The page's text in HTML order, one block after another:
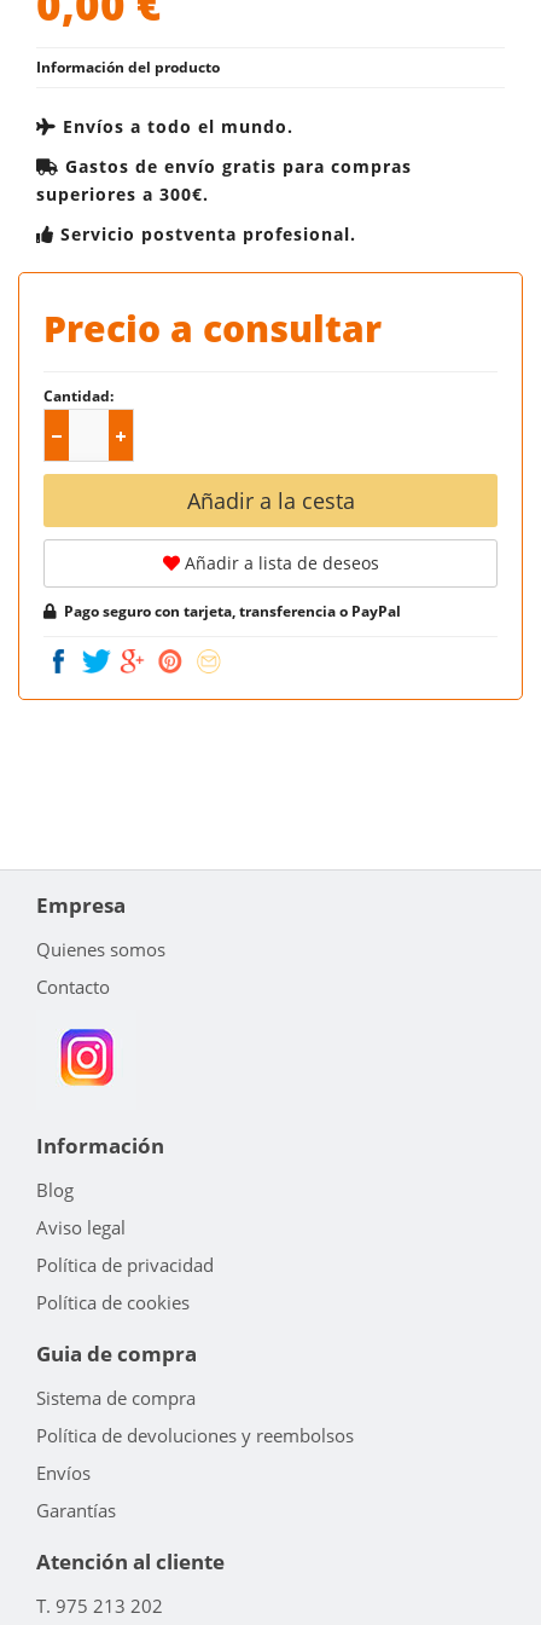
Información del producto
Envíos a todo el mundo.
Gastos de envío gratis para compras
superiores a 300€.
Servicio postventa profesional.
Precio a consultar
Cantidad:
Añadir a la cesta
Añadir a lista de deseos
Pago seguro con tarjeta, transferencia o PayPal
Empresa
Quienes somos
Contacto
Información
Blog
Aviso legal
Política de privacidad
Política de cookies
Guia de compra
Sistema de compra
Política de devoluciones y reembolsos
Envíos
Garantías
Atención al cliente
T. 975 213 202